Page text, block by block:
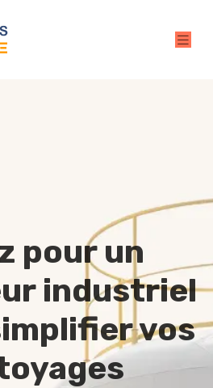
pour un
industriel
vos